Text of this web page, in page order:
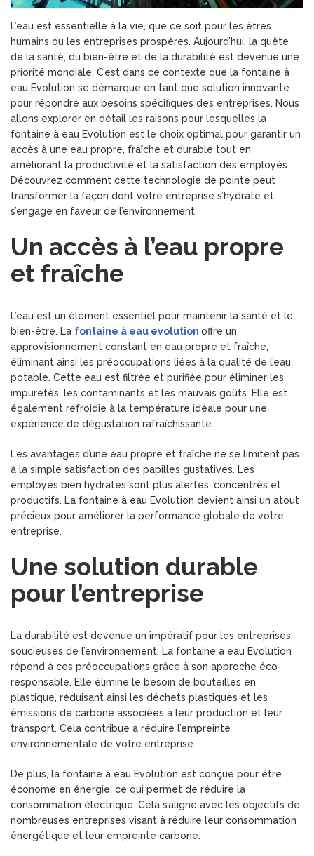
L’eau est essentielle à la vie, que ce soit pour les êtres
humains ou les entreprises prospères. Aujourd’hui, la quête
de la santé, du bien-être et de la durabilité est devenue une
priorité mondiale. C’est dans ce contexte que la fontaine à
eau Evolution se démarque en tant que solution innovante
pour répondre aux besoins spécifiques des entreprises. Nous
allons explorer en détail les raisons pour lesquelles la
fontaine à eau Evolution est le choix optimal pour garantir un
accès à une eau propre, fraîche et durable tout en
améliorant la productivité et la satisfaction des employés.
Découvrez comment cette technologie de pointe peut
transformer la façon dont votre entreprise s’hydrate et
s’engage en faveur de l’environnement.
Un accès à l’eau propre
et fraîche
L’eau est un élément essentiel pour maintenir la santé et le
bien-être. La fontaine à eau evolution offre un
approvisionnement constant en eau propre et fraîche,
éliminant ainsi les préoccupations liées à la qualité de l’eau
potable. Cette eau est filtrée et purifiée pour éliminer les
impuretés, les contaminants et les mauvais goûts. Elle est
également refroidie à la température idéale pour une
expérience de dégustation rafraîchissante.
Les avantages d’une eau propre et fraîche ne se limitent pas
à la simple satisfaction des papilles gustatives. Les
employés bien hydratés sont plus alertes, concentrés et
productifs. La fontaine à eau Evolution devient ainsi un atout
précieux pour améliorer la performance globale de votre
entreprise.
Une solution durable
pour l’entreprise
La durabilité est devenue un impératif pour les entreprises
soucieuses de l’environnement. La fontaine à eau Evolution
répond à ces préoccupations grâce à son approche éco-
responsable. Elle élimine le besoin de bouteilles en
plastique, réduisant ainsi les déchets plastiques et les
émissions de carbone associées à leur production et leur
transport. Cela contribue à réduire l’empreinte
environnementale de votre entreprise.
De plus, la fontaine à eau Evolution est conçue pour être
économe en énergie, ce qui permet de réduire la
consommation électrique. Cela s’aligne avec les objectifs de
nombreuses entreprises visant à réduire leur consommation
énergétique et leur empreinte carbone.